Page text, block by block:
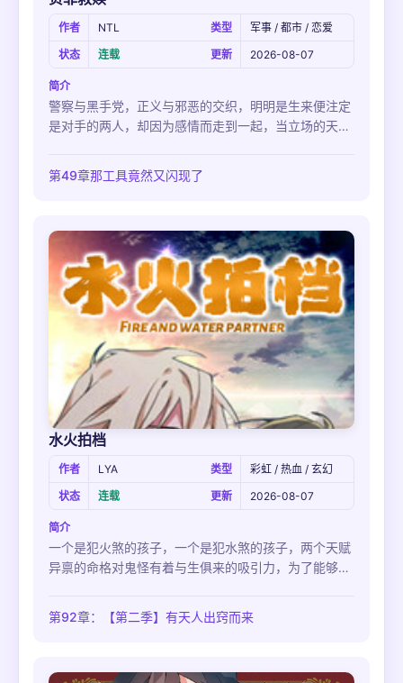
作者 NTL 类型
军事 / 都市 / 恋爱
状态
连载 更新 2026-08-07
简介
警察与黑手党，正义与邪恶的交织，明明是生来便注定
是对手的两人，却因为感情而走到一起，当立场的天秤
第49章那工具竟然又闪现了
水火拍档
作者 LYA 类型
彩虹 / 热血 / 玄幻
状态
连载 更新 2026-08-07
简介
一个是犯火煞的孩子，一个是犯水煞的孩子，两个天赋
异禀的命格对鬼怪有着与生俱来的吸引力，为了能够发
第92章：【第二季】有天人出窍而来